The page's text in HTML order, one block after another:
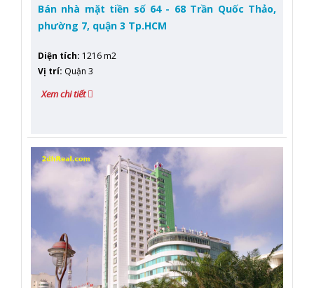
Bán nhà mặt tiền số 64 - 68 Trần Quốc Thảo,
phường 7, quận 3 Tp.HCM
Diện tích: 1216 m2
Vị trí: Quận 3
Xem chi tiết